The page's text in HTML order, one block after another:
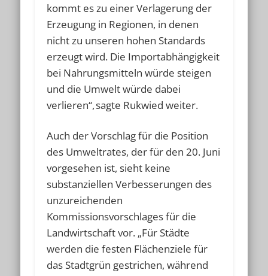
kommt es zu einer Verlagerung der
Erzeugung in Regionen, in denen
nicht zu unseren hohen Standards
erzeugt wird. Die Importabhängigkeit
bei Nahrungsmitteln würde steigen
und die Umwelt würde dabei
verlieren“, sagte Rukwied weiter.
Auch der Vorschlag für die Position
des Umweltrates, der für den 20. Juni
vorgesehen ist, sieht keine
substanziellen Verbesserungen des
unzureichenden
Kommissionsvorschlages für die
Landwirtschaft vor. „Für Städte
werden die festen Flächenziele für
das Stadtgrün gestrichen, während